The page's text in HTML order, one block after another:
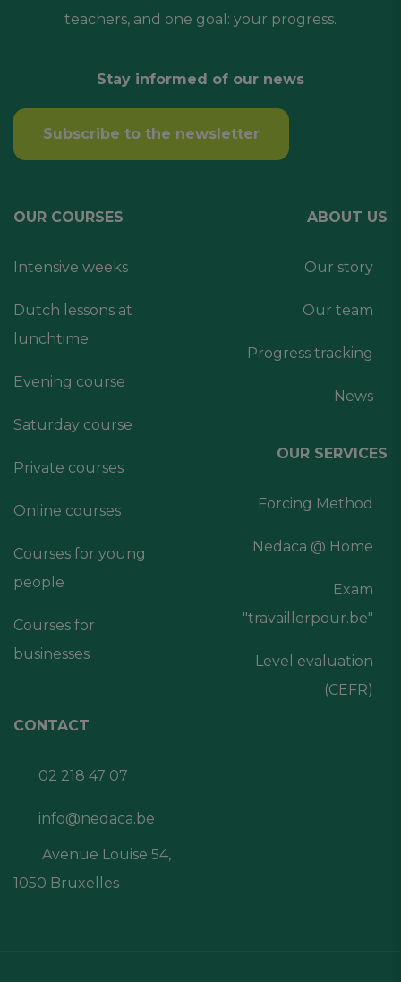
teachers, and one goal: your progress.
Stay informed of our news
Subscribe to the newsletter
OUR COURSES
Intensive weeks
Dutch lessons at
lunchtime
Evening course
Saturday course
Private courses
Online courses
Courses for young
people
Courses for
businesses
ABOUT US
Our story
Our team
Progress tracking
News
OUR SERVICES
Forcing Method
Nedaca @ Home
Exam
"travaillerpour.be"
Level evaluation
(CEFR)
CONTACT
02 218 47 07
info@nedaca.be
Avenue Louise 54,
1050 Bruxelles